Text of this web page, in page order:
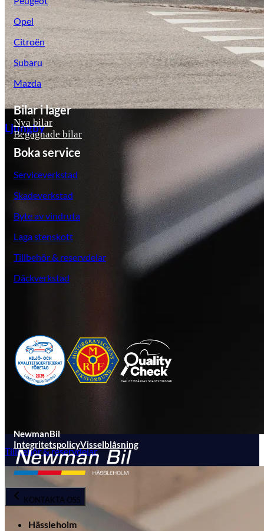
Tillbehör & reservdelar
Ljungby
Opel
Citroën
Subaru
Mazda
Bilar i lager
Nya bilar
Begagnade bilar
Boka service
Serviceverkstad
Skadeverkstad
Byte av vindruta
Laga stenskott
Tillbehör & reservdelar
Däckverkstad
NewmanBil
IntegritetspolicyVisselblåsning
KONTAKTA OSS
Hässleholm